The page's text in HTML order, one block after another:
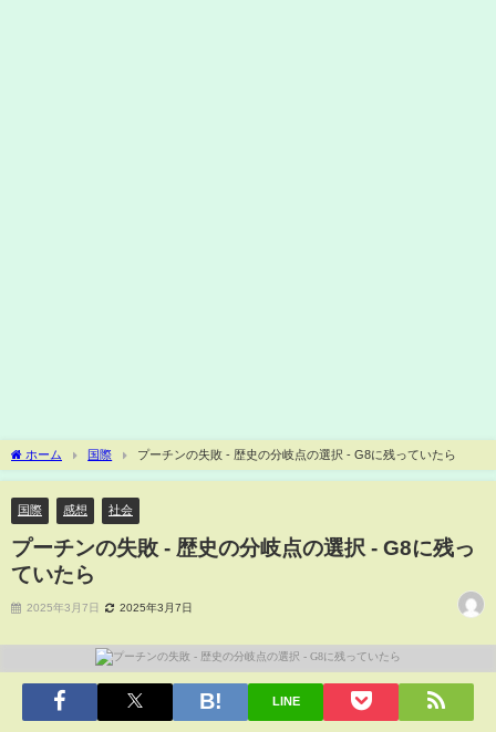
ホーム 国際 プーチンの失敗 - 歴史の分岐点の選択 - G8に残っていたら
国際 感想 社会
プーチンの失敗 - 歴史の分岐点の選択 - G8に残っ
ていたら
2025年3月7日 2025年3月7日
LINE